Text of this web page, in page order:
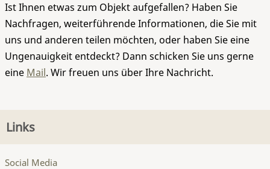
Ist Ihnen etwas zum Objekt aufgefallen? Haben Sie
Nachfragen, weiterführende Informationen, die Sie mit
uns und anderen teilen möchten, oder haben Sie eine
Ungenauigkeit entdeckt? Dann schicken Sie uns gerne
eine Mail. Wir freuen uns über Ihre Nachricht.
Links
Social Media